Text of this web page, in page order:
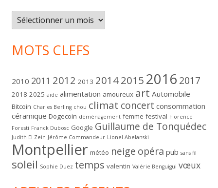
Archives
MOTS CLEFS
2010 2011 2012 2013 20142015 2016 2017
2018 2025 aide alimentation amoureux art Automobile
Bitcoin Charles Berling chou climat concert consommation
céramique Dogecoin déménagement femme festival Florence
Foresti Franck Dubosc Google Guillaume de Tonquédec
Judith El Zein Jérôme Commandeur Lionel Abelanski
Montpellier météo neige opéra pub sans fil
soleil Sophie Duez temps valentin Valérie Benguigui vœux